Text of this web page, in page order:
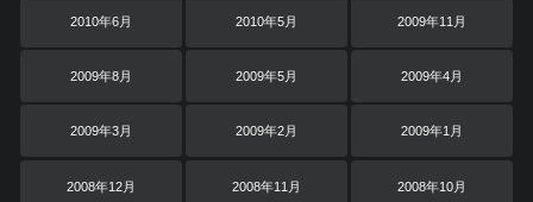
2010年6月 2010年5月 2009年11月
2009年8月 2009年5月 2009年4月
2009年3月 2009年2月 2009年1月
2008年12月 2008年11月 2008年10月